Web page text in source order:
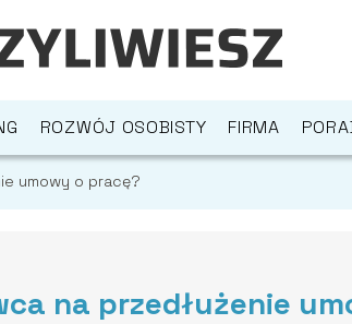
ROZWÓJ OSOBISTY FIRMA
umowy o pracę?
na przedłużenie